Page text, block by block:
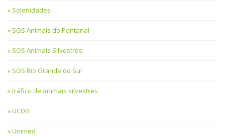
Solenidades
SOS Animais do Pantanal
SOS Animais Silvestres
SOS Rio Grande do Sul
tráfico de animais silvestres
UCDB
Unimed